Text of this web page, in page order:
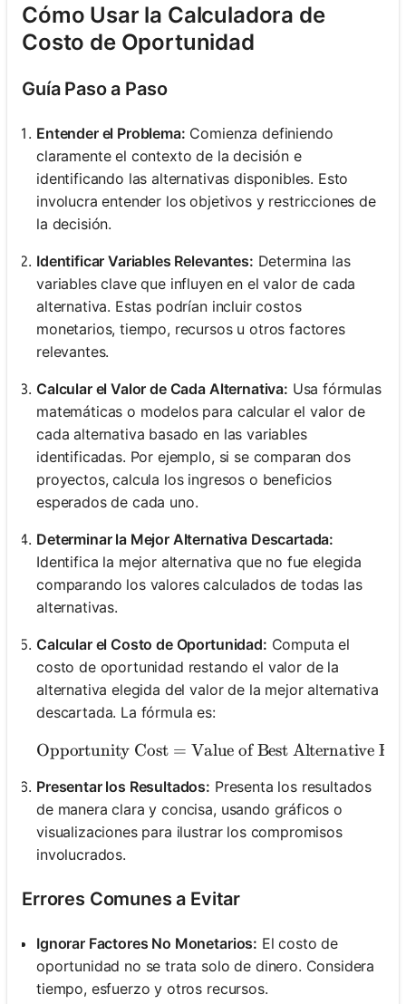
Cómo Usar la Calculadora de
Costo de Oportunidad
Guía Paso a Paso
Entender el Problema: Comienza definiendo
claramente el contexto de la decisión e
identificando las alternativas disponibles. Esto
involucra entender los objetivos y restricciones de
la decisión.
Identificar Variables Relevantes: Determina las
variables clave que influyen en el valor de cada
alternativa. Estas podrían incluir costos
monetarios, tiempo, recursos u otros factores
relevantes.
Calcular el Valor de Cada Alternativa: Usa fórmulas
matemáticas o modelos para calcular el valor de
cada alternativa basado en las variables
identificadas. Por ejemplo, si se comparan dos
proyectos, calcula los ingresos o beneficios
esperados de cada uno.
Determinar la Mejor Alternativa Descartada:
Identifica la mejor alternativa que no fue elegida
comparando los valores calculados de todas las
alternativas.
Calcular el Costo de Oportunidad: Computa el
costo de oportunidad restando el valor de la
alternativa elegida del valor de la mejor alternativa
descartada. La fórmula es:
Opportunity Cost = Value of Best Alternative
Presentar los Resultados: Presenta los resultados
de manera clara y concisa, usando gráficos o
visualizaciones para ilustrar los compromisos
involucrados.
Errores Comunes a Evitar
Ignorar Factores No Monetarios: El costo de
oportunidad no se trata solo de dinero. Considera
tiempo, esfuerzo y otros recursos.